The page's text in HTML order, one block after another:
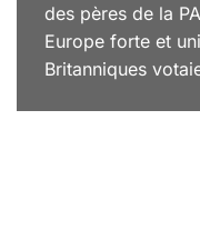
des pères de la
Europe forte et
Britanniques